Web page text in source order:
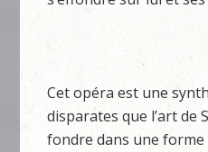
Cet opéra est une
disparates que l’art de
fondre dans une